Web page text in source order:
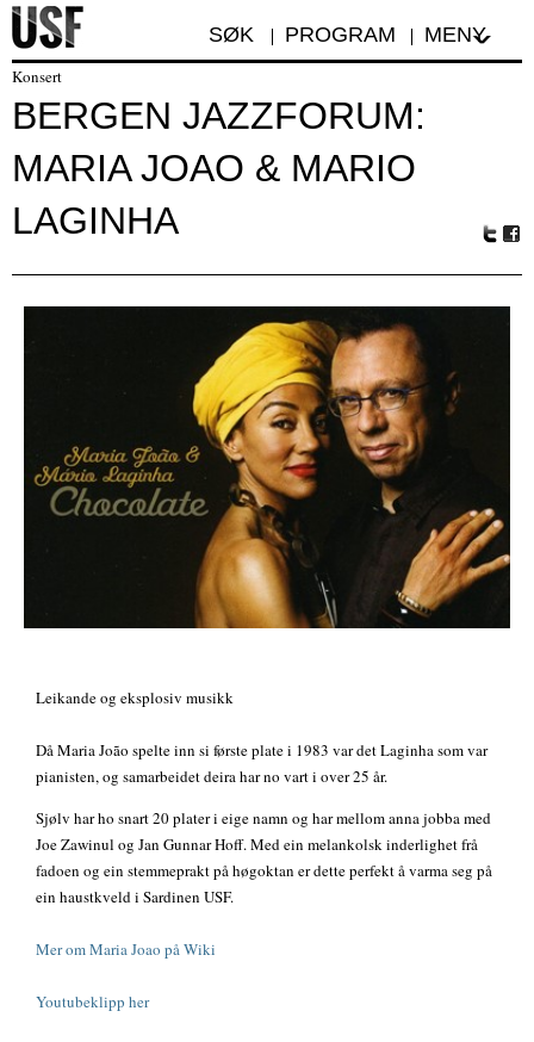
SØK PROGRAM MENY
Konsert
BERGEN JAZZFORUM:
MARIA JOAO & MARIO
LAGINHA
r
oo
Leikande og eksplosiv musikk
Då Maria João spelte inn si første plate i 1983 var det Laginha som var
pianisten, og samarbeidet deira har no vart i over 25 år.
Sjølv har ho snart 20 plater i eige namn og har mellom anna jobba med
Joe Zawinul og Jan Gunnar Hoff. Med ein melankolsk inderlighet frå
fadoen og ein stemmeprakt på høgoktan er dette perfekt å varma seg på
ein haustkveld i Sardinen USF.
Mer om Maria Joao på Wiki
Youtubeklipp her